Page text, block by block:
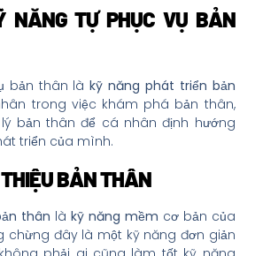
NĂNG TỰ PHỤC VỤ BẢN
bản thân làkỹ năng phát triển bản
trong việc khám phá bản thân,
bản thân để cá nhân định hướng
triển của mình.
BẢN THÂN
thân là kỹ năng mềm cơ bản của
chừng đây là một kỹ năng đơn giản